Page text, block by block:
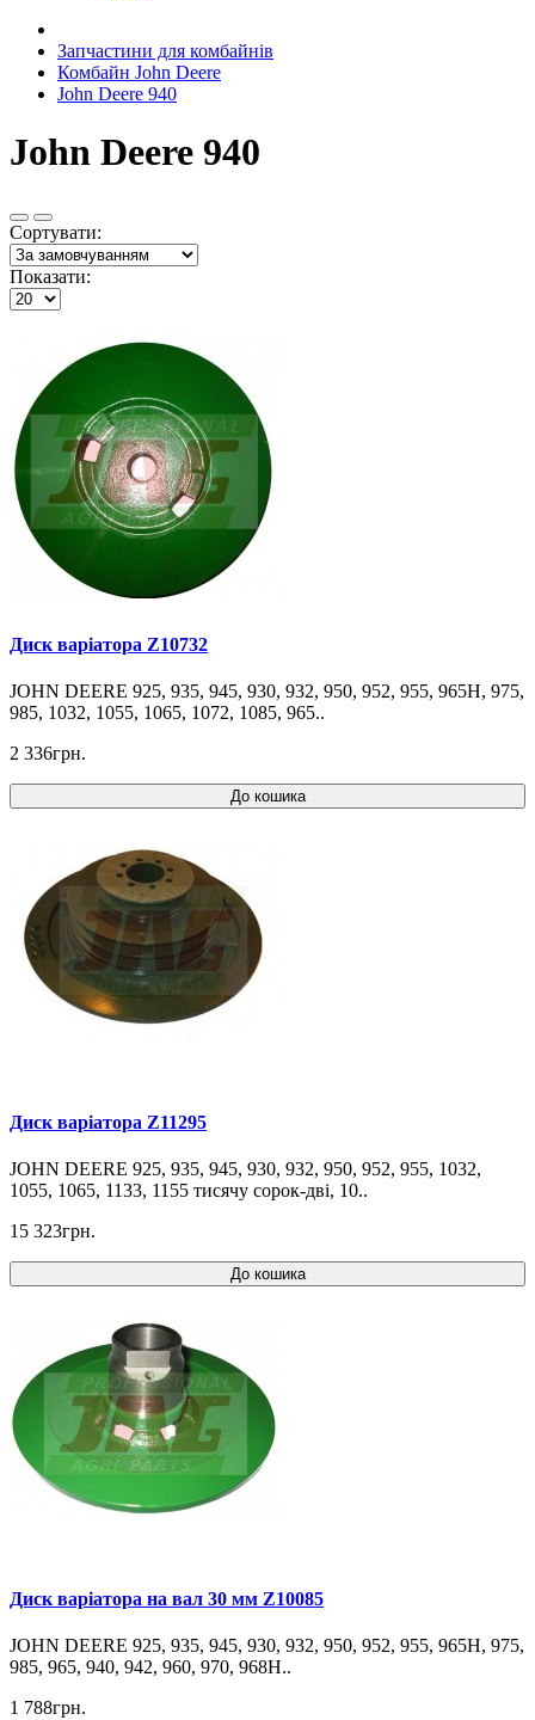
Запчастини для комбайнів
Комбайн John Deere
John Deere 940
John Deere 940
Сортувати:
Показати:
Диск варіатора Z10732
JOHN DEERE 925, 935, 945, 930, 932, 950, 952, 955, 965H, 975,
985, 1032, 1055, 1065, 1072, 1085, 965..
2 336грн.
До кошика
Диск варіатора Z11295
JOHN DEERE 925, 935, 945, 930, 932, 950, 952, 955, 1032,
1055, 1065, 1133, 1155 тисячу сорок-дві, 10..
15 323грн.
До кошика
Диск варіатора на вал 30 мм Z10085
JOHN DEERE 925, 935, 945, 930, 932, 950, 952, 955, 965H, 975,
985, 965, 940, 942, 960, 970, 968H..
1 788грн.